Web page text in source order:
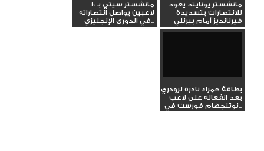
مانشستر يونايتد يعود
للانتصارات بتسديدة
فيرنانديز أمام بيرنلي
في...
مانشستر سيتي بـ 10
لاعبين يواصل انتصاراته
في الدوري الإنجليزي...
بطاقة حمراء نادرة لرودري
بعد انفعاله على لاعب
نوتنجهام فورست في...